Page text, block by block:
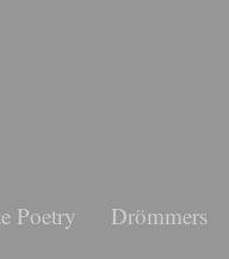
Poetry Drömmers